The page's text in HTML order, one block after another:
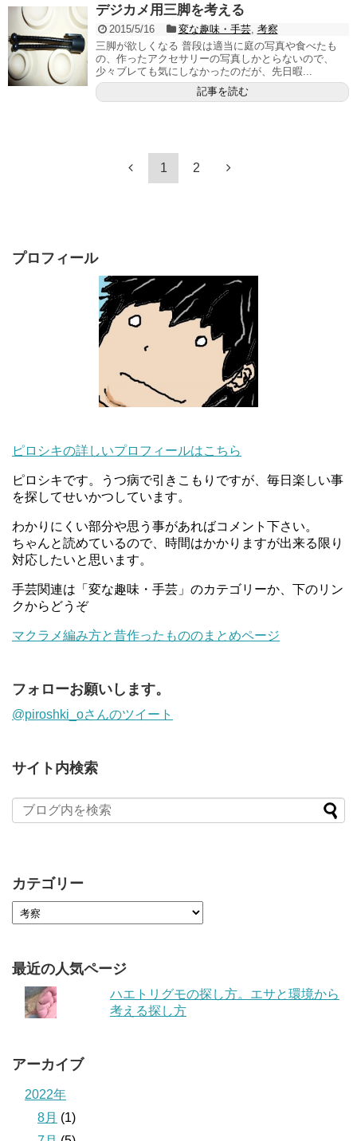
デジカメ用三脚を考える
2015/5/16 変な趣味・手芸, 考察
三脚が欲しくなる 普段は適当に庭の写真や食べたも
の、作ったアクセサリーの写真しかとらないので、
少々ブレても気にしなかったのだが、先日暇...
記事を読む
1 2
プロフィール
ピロシキの詳しいプロフィールはこちら
ピロシキです。うつ病で引きこもりですが、毎日楽しい事
を探してせいかつしています。
わかりにくい部分や思う事があればコメント下さい。
ちゃんと読めているので、時間はかかりますが出来る限り
対応したいと思います。
手芸関連は「変な趣味・手芸」のカテゴリーか、下のリン
クからどうぞ
マクラメ編み方と昔作ったもののまとめページ
フォローお願いします。
@piroshki_oさんのツイート
サイト内検索
カテゴリー
最近の人気ページ
ハエトリグモの探し方。エサと環境から
考える探し方
アーカイブ
2022年
8月 (1)